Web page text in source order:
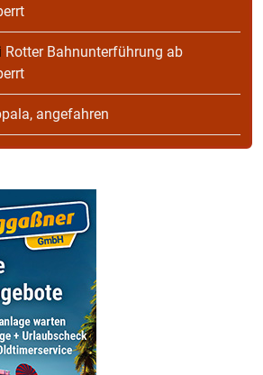
Rotter Bahnunterführung ab
angefahren